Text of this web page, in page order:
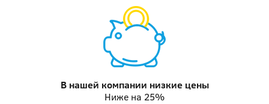
В нашей компании низкие цены
Ниже на 25%